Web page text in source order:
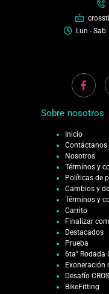
Lun -
Sobre nosotros
Inicio
Contáctanos
Nosotros
Términos y
Políticas de
Cambios y
Términos y
Carrito
Finalizar
Destacados
Prueba
6ta° Rodada
Exoneración
Desafío
BikeFitting